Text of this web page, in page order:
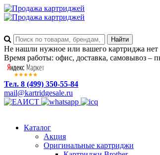
Не нашли нужное или вашего картриджа нет
Время работы: офис, доставка, самовывоз –
Тел. 8 (499) 350-55-84
mail@kartridgesale.ru
Каталог
Акция
Оригинальные картриджи